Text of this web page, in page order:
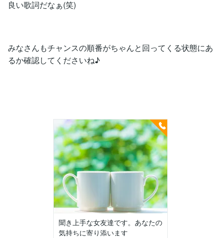
良い歌詞だなぁ(笑)
みなさんもチャンスの順番がちゃんと回ってくる状態にあ
るか確認してくださいね♪
聞き上手な女友達です。あなたの
気持ちに寄り添います